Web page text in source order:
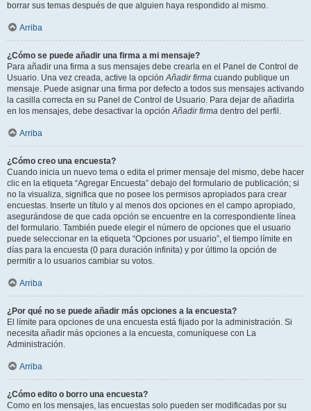
borrar sus temas después de que alguien haya respondido al mismo.
Arriba
¿Cómo se puede añadir una firma a mi mensaje?
Para añadir una firma a sus mensajes debe crearla en el Panel de Control de
Usuario. Una vez creada, active la opciónAñadir firma cuando publique un
mensaje. Puede asignar una firma por defecto a todos sus mensajes activando
la casilla correcta en su Panel de Control de Usuario. Para dejar de añadirla
en los mensajes, debe desactivar la opciónAñadir firma dentro del perfil.
Arriba
¿Cómo creo una encuesta?
Cuando inicia un nuevo tema o edita el primer mensaje del mismo, debe hacer
clic en la etiqueta “Agregar Encuesta” debajo del formulario de publicación; si
no la visualiza, significa que no posee los permisos apropiados para crear
encuestas. Inserte un título y al menos dos opciones en el campo apropiado,
asegurándose de que cada opción se encuentre en la correspondiente línea
del formulario. También puede elegir el número de opciones que el usuario
puede seleccionar en la etiqueta “Opciones por usuario”, el tiempo límite en
días para la encuesta (0 para duración infinita) y por último la opción de
permitir a lo usuarios cambiar su votos.
Arriba
¿Por qué no se puede añadir más opciones a la encuesta?
El límite para opciones de una encuesta está fijado por la administración. Si
necesita añadir más opciones a la encuesta, comuníquese con La
Administración.
Arriba
¿Cómo edito o borro una encuesta?
Como en los mensajes, las encuestas solo pueden ser modificadas por su